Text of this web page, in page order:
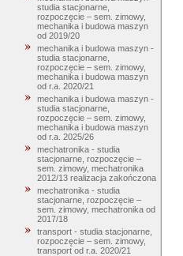
studia stacjonarne,
rozpoczęcie – sem. zimowy,
mechanika i budowa maszyn
od 2019/20
mechanika i budowa maszyn -
studia stacjonarne,
rozpoczęcie – sem. zimowy,
mechanika i budowa maszyn
od r.a. 2020/21
mechanika i budowa maszyn -
studia stacjonarne,
rozpoczęcie – sem. zimowy,
mechanika i budowa maszyn
od r.a. 2025/26
mechatronika - studia
stacjonarne, rozpoczęcie –
sem. zimowy, mechatronika
2012/13 realizacja zakończona
mechatronika - studia
stacjonarne, rozpoczęcie –
sem. zimowy, mechatronika od
2017/18
transport - studia stacjonarne,
rozpoczęcie – sem. zimowy,
transport od r.a. 2020/21